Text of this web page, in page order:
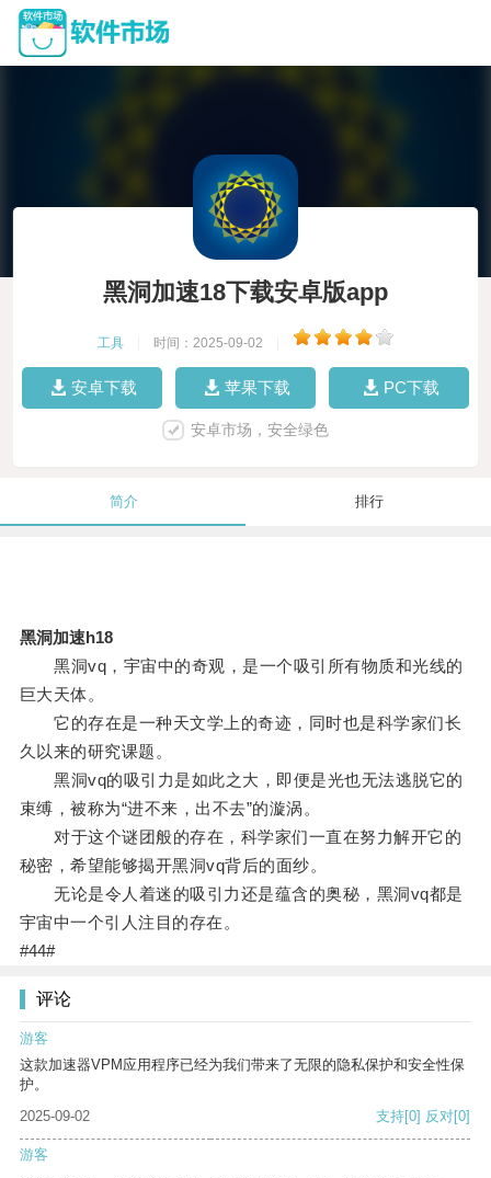
黑洞加速18下载安卓版app
工具 时间：2025-09-02
安卓下载 苹果下载 PC下载
安卓市场，安全绿色
简介 排行
黑洞加速h18
黑洞vq，宇宙中的奇观，是一个吸引所有物质和光线的
巨大天体。
它的存在是一种天文学上的奇迹，同时也是科学家们长
久以来的研究课题。
黑洞vq的吸引力是如此之大，即便是光也无法逃脱它的
束缚，被称为“进不来，出不去”的漩涡。
对于这个谜团般的存在，科学家们一直在努力解开它的
秘密，希望能够揭开黑洞vq背后的面纱。
无论是令人着迷的吸引力还是蕴含的奥秘，黑洞vq都是
宇宙中一个引人注目的存在。
#44#
评论
游客
这款加速器VPM应用程序已经为我们带来了无限的隐私保护和安全性保
护。
2025-09-02
支持[0] 反对[0]
游客